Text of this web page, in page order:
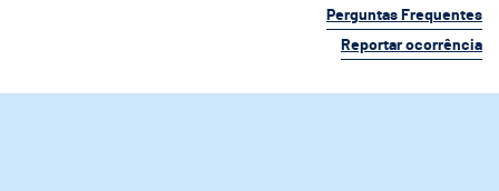
Perguntas Frequentes
Reportar ocorrência